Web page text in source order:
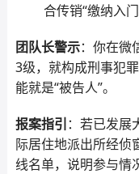
合传销“缴纳入
团队长警示：你在微
3级，就构成刑事犯
能就是“被告人”。
报案指引 ：若已发展
际居住地派出所经侦
线名单，说明参与情